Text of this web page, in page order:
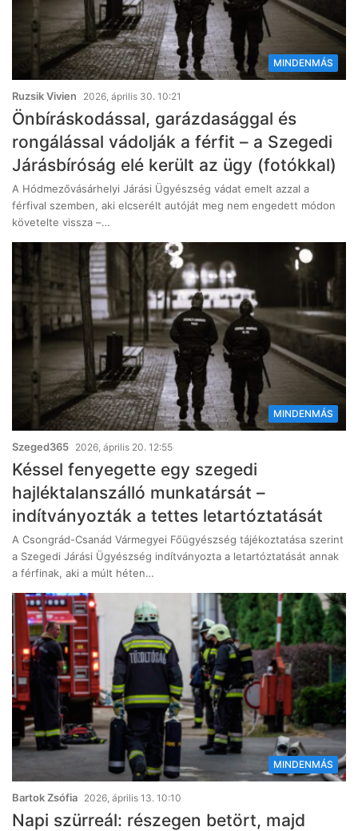
MINDENMÁS
Ruzsik Vivien 2026, április 30. 10:21
Önbíráskodással, garázdasággal és
rongálással vádolják a férfit – a Szegedi
Járásbíróság elé került az ügy (fotókkal)
A Hódmezővásárhelyi Járási Ügyészség vádat emelt azzal a
férfival szemben, aki elcserélt autóját meg nem engedett módon
követelte vissza –…
MINDENMÁS
Szeged365 2026, április 20. 12:55
Késsel fenyegette egy szegedi
hajléktalanszálló munkatársát –
indítványozták a tettes letartóztatását
A Csongrád-Csanád Vármegyei Főügyészség tájékoztatása szerint
a Szegedi Járási Ügyészség indítványozta a letartóztatását annak
a férfinak, aki a múlt héten…
MINDENMÁS
Bartok Zsófia 2026, április 13. 10:10
Napi szürreál: részegen betört, majd